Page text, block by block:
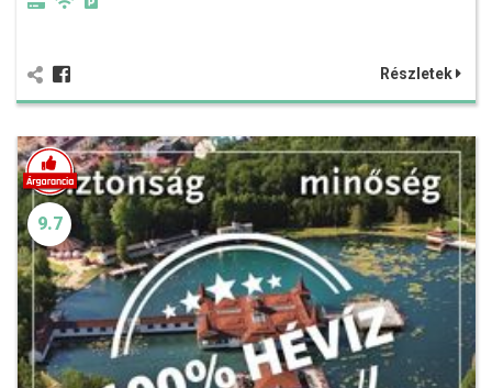
Részletek
9.7